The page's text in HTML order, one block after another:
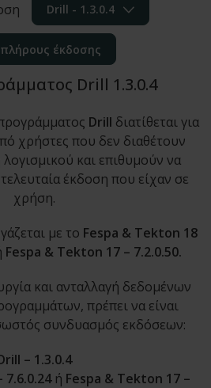
Drill - 1.3.0.4
έκδοσης
Drill 1.3.0.4
Drill διατίθεται για
χρήστες που δεν διαθέτουν
και επιθυμούν να
έκδοση που είχαν σε
χρήση.
με το Fespa & Tekton 18
Fespa & Tekton 17 – 7.2.0.50.
και ανταλλαγή δεδομένων
πρέπει να είναι
συνδυασμός εκδόσεων:
– 1.3.0.4
7.6.0.24 ή Fespa & Tekton 17 –